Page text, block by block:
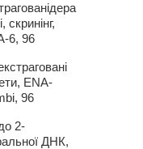
скринінг,
-6, 96
ENA-
, 96
2-
ДНК,